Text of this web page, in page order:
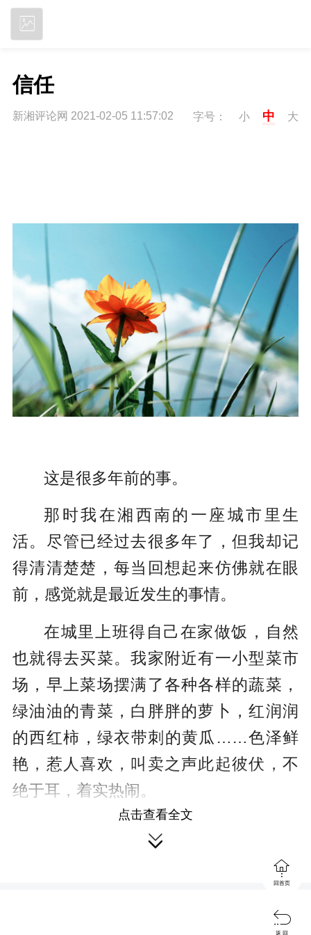
信任
新湘评论网 2021-02-05 11:57:02 字号： 小 中 大
这是很多年前的事。
那时我在湘西南的一座城市里生
活。尽管已经过去很多年了，但我却记
得清清楚楚，每当回想起来仿佛就在眼
前，感觉就是最近发生的事情。
在城里上班得自己在家做饭，自然
也就得去买菜。我家附近有一小型菜市
场，早上菜场摆满了各种各样的蔬菜，
绿油油的青菜，白胖胖的萝卜，红润润
的西红柿，绿衣带刺的黄瓜……色泽鲜
艳，惹人喜欢，叫卖之声此起彼伏，不
绝于耳，着实热闹。
菜场里有一位老大爷，大多是一个
星期来卖一次菜，他的菜全都是他自己
种的，既便宜新鲜又绿色环保，我经常
买他的白菜、萝卜、茄子、辣椒、黄
点击查看全文


回首页

返 回